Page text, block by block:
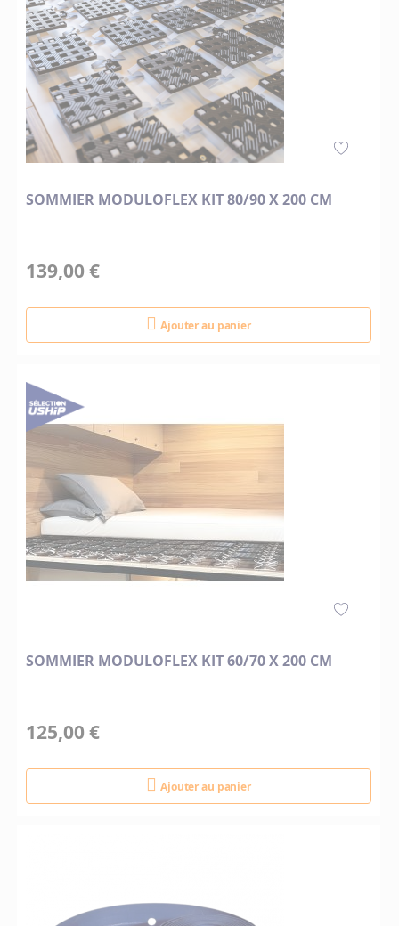
SOMMIER MODULOFLEX KIT 80/90 X 200 CM
139,00 €
Ajouter au panier
SOMMIER MODULOFLEX KIT 60/70 X 200 CM
125,00 €
Ajouter au panier